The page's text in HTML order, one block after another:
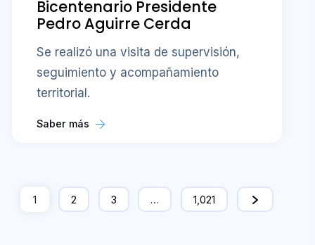
Bicentenario Presidente
Pedro Aguirre Cerda
Se realizó una visita de supervisión,
seguimiento y acompañamiento
territorial.
Saber más
1 2 3 … 1,021